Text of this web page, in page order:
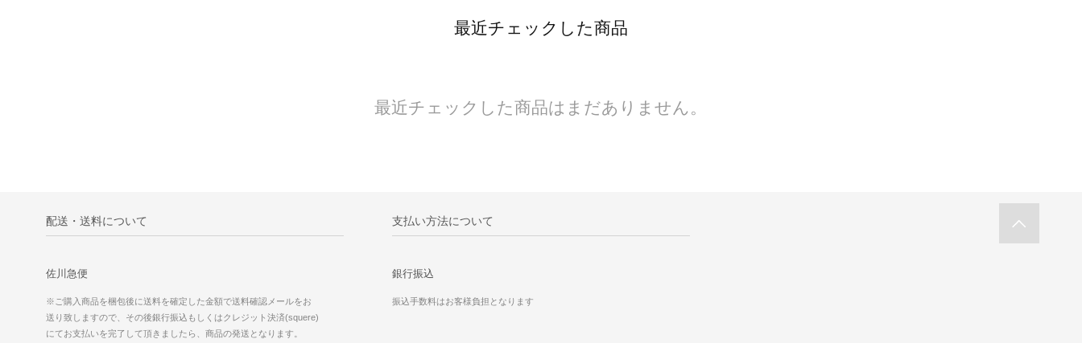
最近チェックした商品
最近チェックした商品はまだありません。
配送・送料について
佐川急便
※ご購入商品を梱包後に送料を確定した金額で送料確認メールをお
送り致しますので、その後銀行振込もしくはクレジット決済(squere)
にてお支払いを完了して頂きましたら、商品の発送となります。
支払い方法について
銀行振込
振込手数料はお客様負担となります